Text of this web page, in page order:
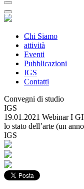
Chi Siamo
attività
Eventi
Pubblicazioni
IGS
Contatti
Convegni di studio
IGS
19.01.2021 Webinar I
lo stato dell’arte (un
IGS